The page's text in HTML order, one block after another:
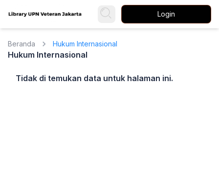
Login
Beranda Hukum Internasional
Hukum Internasional
Tidak di temukan data untuk halaman ini.